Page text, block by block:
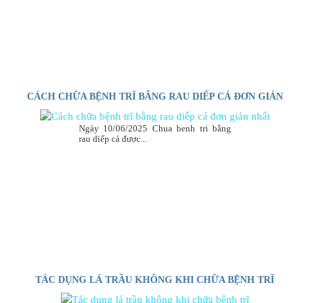
CÁCH CHỮA BỆNH TRĨ BẰNG RAU DIẾP CÁ ĐƠN GIẢN
NHẤT
Ngày 10/06/2025 Chua benh tri bằng
rau diếp cá được...
TÁC DỤNG LÁ TRẦU KHÔNG KHI CHỮA BỆNH TRĨ